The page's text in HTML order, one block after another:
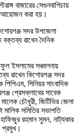
বাজারের সেগুনবাগিচায়
আয়োজন করা হয়।
সদর উপজেলা
রাখেন দৈনিক
ইসলামের সঞ্চালনায়
রাখেন কিশোরগঞ্জ সদর
সিনিয়র সাংবাদিক
প্রেসক্লাবের সাবেক
চৌধুরী, জিটিভির জেলা
মালিক সমিতির সভাপতি
রহমান সুমন, নাট্যকার
প্রমুখ।